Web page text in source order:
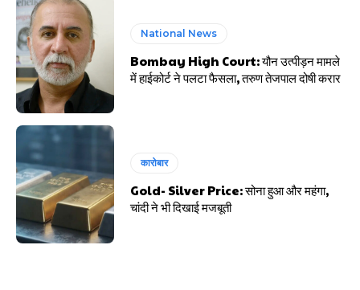
National News
Bombay High Court: यौन उत्पीड़न मामले
में हाईकोर्ट ने पलटा फैसला, तरुण तेजपाल दोषी करार
कारोबार
Gold- Silver Price: सोना हुआ और महंगा,
चांदी ने भी दिखाई मजबूती